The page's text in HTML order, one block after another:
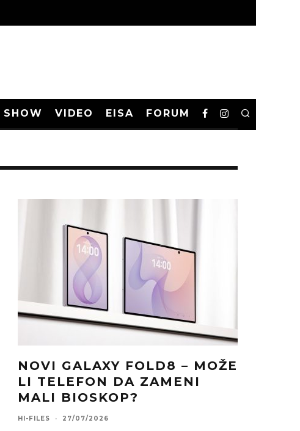
SHOW VIDEO EISA FORUM
NOVI GALAXY FOLD8 – MOŽE
LI TELEFON DA ZAMENI
MALI BIOSKOP?
HI-FILES · 27/07/2026